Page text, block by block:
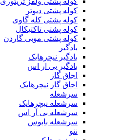
کوله پشتی دیوتر
کوله پشتی کله گاوی
کوله پشتی تاکتیکال
کوله پشتی موبی گاردن
بادگیر
بادگیر نیچرهایک
بادگیر بی ار اس
اجاق گاز
اجاق گاز نیچرهایک
سرشعله
سرشعله نیچرهایک
سرشعله بی آر اس
سرشعله بابوس
ننو